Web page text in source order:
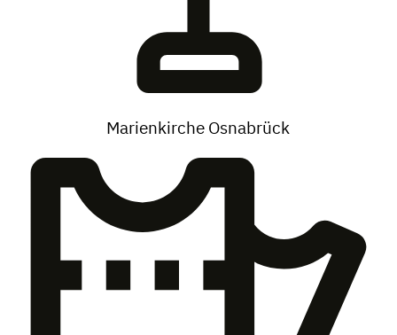
Marienkirche Osnabrück